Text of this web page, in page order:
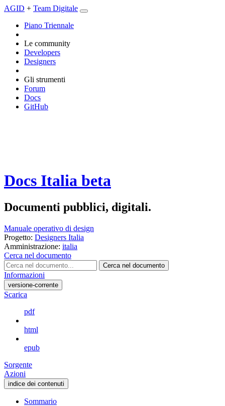
AGID + Team Digitale
Piano Triennale
Le community
Developers
Designers
Gli strumenti
Forum
Docs
GitHub
Docs Italia beta
Documenti pubblici, digitali.
Manuale operativo di design
Progetto: Designers Italia
Amministrazione: italia
Cerca nel documento
Cerca nel documento
Informazioni
versione-corrente
Scarica
pdf
html
epub
Sorgente
Azioni
indice dei contenuti
Sommario